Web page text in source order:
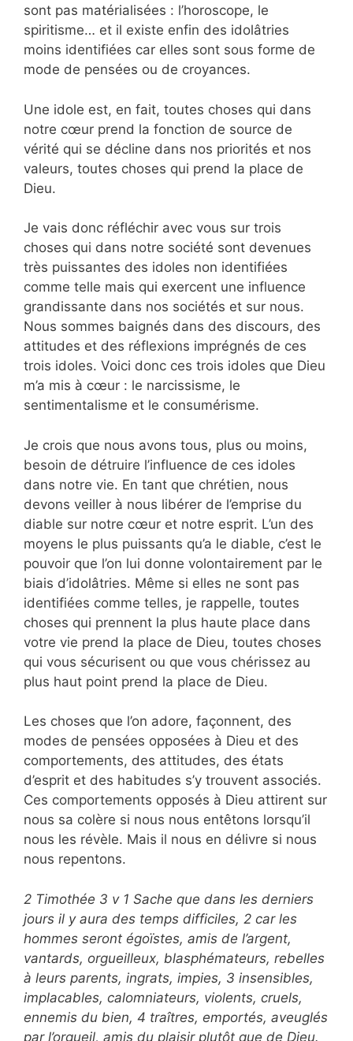
sont pas matérialisées : l’horoscope, le
spiritisme… et il existe enfin des idolâtries
moins identifiées car elles sont sous forme de
mode de pensées ou de croyances.
Une idole est, en fait, toutes choses qui dans
notre cœur prend la fonction de source de
vérité qui se décline dans nos priorités et nos
valeurs, toutes choses qui prend la place de
Dieu.
Je vais donc réfléchir avec vous sur trois
choses qui dans notre société sont devenues
très puissantes des idoles non identifiées
comme telle mais qui exercent une influence
grandissante dans nos sociétés et sur nous.
Nous sommes baignés dans des discours, des
attitudes et des réflexions imprégnés de ces
trois idoles. Voici donc ces trois idoles que Dieu
m’a mis à cœur : le narcissisme, le
sentimentalisme et le consumérisme.
Je crois que nous avons tous, plus ou moins,
besoin de détruire l’influence de ces idoles
dans notre vie. En tant que chrétien, nous
devons veiller à nous libérer de l’emprise du
diable sur notre cœur et notre esprit. L’un des
moyens le plus puissants qu’a le diable, c’est le
pouvoir que l’on lui donne volontairement par le
biais d’idolâtries. Même si elles ne sont pas
identifiées comme telles, je rappelle, toutes
choses qui prennent la plus haute place dans
votre vie prend la place de Dieu, toutes choses
qui vous sécurisent ou que vous chérissez au
plus haut point prend la place de Dieu.
Les choses que l’on adore, façonnent, des
modes de pensées opposées à Dieu et des
comportements, des attitudes, des états
d’esprit et des habitudes s’y trouvent associés.
Ces comportements opposés à Dieu attirent sur
nous sa colère si nous nous entêtons lorsqu’il
nous les révèle. Mais il nous en délivre si nous
nous repentons.
2 Timothée 3 v 1 Sache que dans les derniers
jours il y aura des temps difficiles, 2 car les
hommes seront égoïstes, amis de l’argent,
vantards, orgueilleux, blasphémateurs, rebelles
à leurs parents, ingrats, impies, 3 insensibles,
implacables, calomniateurs, violents, cruels,
ennemis du bien, 4 traîtres, emportés, aveuglés
par l’orgueil, amis du plaisir plutôt que de Dieu.